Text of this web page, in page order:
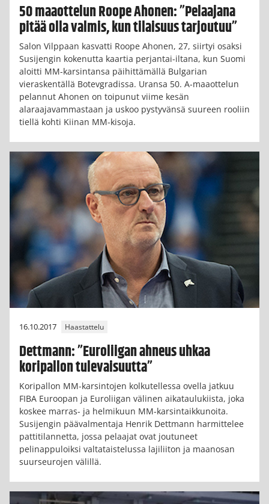
50 maaottelun Roope Ahonen: ”Pelaajana
pitää olla valmis, kun tilaisuus tarjoutuu”
Salon Vilppaan kasvatti Roope Ahonen, 27, siirtyi osaksi
Susijengin kokenutta kaartia perjantai-iltana, kun Suomi
aloitti MM-karsintansa päihittämällä Bulgarian
vieraskentällä Botevgradissa. Uransa 50. A-maaottelun
pelannut Ahonen on toipunut viime kesän
alaraajavammastaan ja uskoo pystyvänsä suureen rooliin
tiellä kohti Kiinan MM-kisoja.
16.10.2017 Haastattelu
Dettmann: ”Euroliigan ahneus uhkaa
koripallon tulevaisuutta”
Koripallon MM-karsintojen kolkutellessa ovella jatkuu
FIBA Euroopan ja Euroliigan välinen aikataulukiista, joka
koskee marras- ja helmikuun MM-karsintaikkunoita.
Susijengin päävalmentaja Henrik Dettmann harmittelee
pattitilannetta, jossa pelaajat ovat joutuneet
pelinappuloiksi valtataistelussa lajiliiton ja maanosan
suurseurojen välillä.